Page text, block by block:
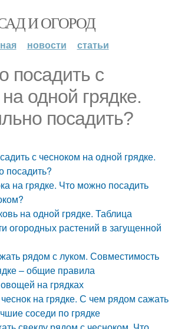
И ОГОРОД
новости статьи
посадить с
одной грядке.
посадить?
с чесноком на одной грядке.
посадить?
на грядке. Что можно посадить
на одной грядке. Таблица
огородных растений в загущенной
рядом с луком. Совместимость
– общие правила
на грядках
на грядке. С чем рядом сажать
соседи по грядке